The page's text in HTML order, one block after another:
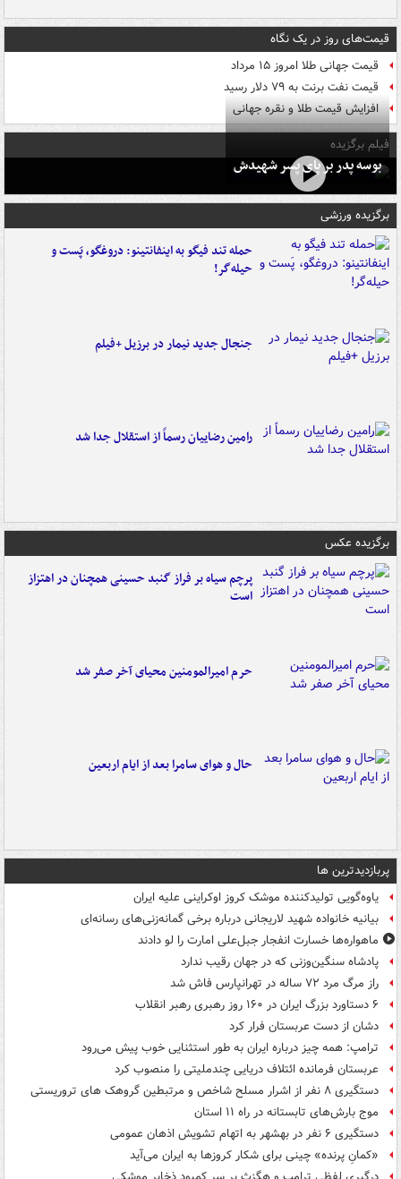
قیمت‌های روز در یک نگاه
قیمت جهانی طلا امروز ۱۵ مرداد
قیمت نفت برنت به ۷۹ دلار رسید
افزایش قیمت طلا و نقره جهانی
فیلم برگزیده
بوسه‌ پدر بر پای پسر شهیدش
برگزیده ورزشی
حمله تند فیگو به اینفانتینو: دروغگو، پَست‌ و
حیله‌گر!
جنجال جدید نیمار در برزیل +فیلم
رامین رضاییان رسماً از استقلال جدا شد
برگزیده عکس
پرچم سیاه بر فراز گنبد حسینی همچنان در اهتزاز
است
حرم امیرالمومنین محیای آخر صفر شد
حال و هوای سامرا بعد از ایام اربعین
پربازدیدترین ها
یاوه‌گویی تولیدکننده موشک کروز اوکراینی علیه ایران
بیانیه خانواده شهید لاریجانی درباره برخی گمانه‌زنی‌های رسانه‌ای
ماهواره‌ها خسارت انفجار جبل‌علی امارت را لو دادند
پادشاه سنگین‌وزنی که در جهان رقیب ندارد
راز مرگ مرد ۷۲ ساله در تهرانپارس فاش شد
۶ دستاورد بزرگ ایران در ۱۶۰ روز رهبری رهبر انقلاب
دشان از دست عربستان فرار کرد
ترامپ: همه چیز درباره ایران به طور استثنایی خوب پیش می‌رود
عربستان فرمانده ائتلاف دریایی چندملیتی را منصوب کرد
دستگیری ۸ نفر از اشرار مسلح شاخص و مرتبطین گروهک های تروریستی
موج بارش‌های تابستانه در راه ۱۱ استان
دستگیری ۶ نفر در بهشهر به اتهام تشویش اذهان عمومی
«کمانِ پرنده» چینی برای شکار کروزها به ایران می‌آید